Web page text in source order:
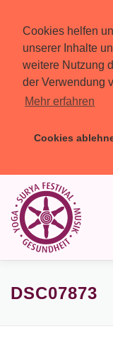
Cookies helfen
unserer Inhalte
weitere Nutzung
der Verwendung
Mehr erfahren
Cookies
Inhalt
springen
HOME
DSC07873